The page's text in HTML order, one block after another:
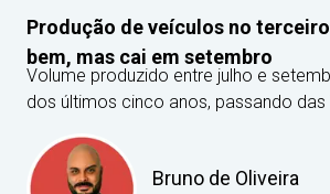
Produção de veículos no
bem, mas cai em setembro
Volume produzido entre julho e
dos últimos cinco anos, passando das
Bruno de Oliveira